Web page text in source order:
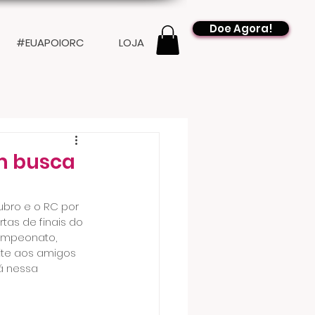
#EUAPOIORC LOJA
Doe Agora!
busca
e o RC por
de finais do
aos amigos
nessa